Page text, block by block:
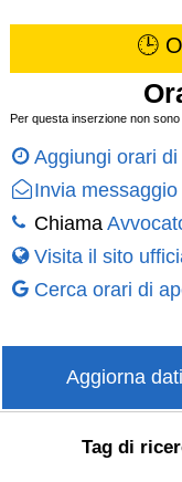
🕒
Per questa inserzione non
Aggiungi orari
Invia messaggio
Chiama
Visita il sito
Cerca orari di
Aggiorna dati
Tag di